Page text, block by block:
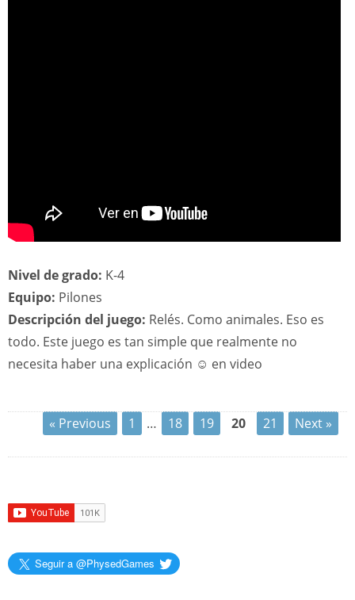
Nivel de grado: K-4
Equipo: Pilones
Descripción del juego: Relés. Como animales. Eso es
todo. Este juego es tan simple que realmente no
necesita haber una explicación ☺ en video
« Previous 1 … 18 19 20 21 Next »
Seguir a @PhysedGames